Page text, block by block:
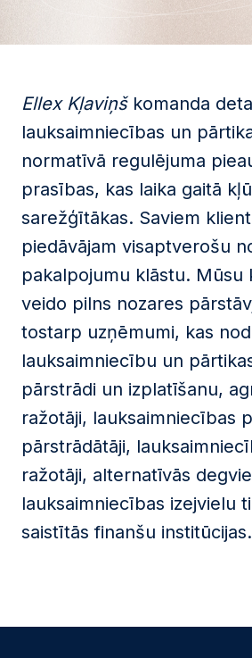
Ellex Kļaviņškomanda
lauksaimniecības un
normatīvā regulējuma
prasības, kas laika gaitā
sarežģītākas. Saviem
piedāvājam visaptverošu
pakalpojumu klāstu. Mūsu
veido pilns nozares
tostarp uzņēmumi, kas
lauksaimniecību un
pārstrādi un izplatīšanu,
ražotāji, lauksaimniecības
pārstrādātāji,
ražotāji, alternatīvās
lauksaimniecības izejvielu
saistītās finanšu institūcijas.